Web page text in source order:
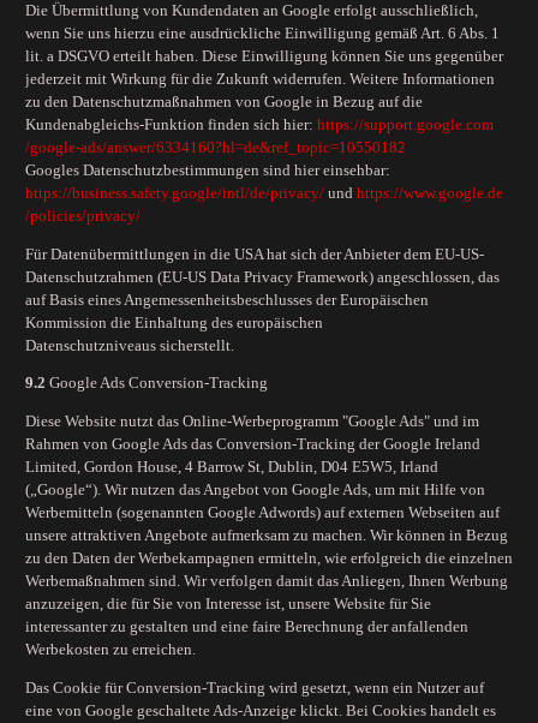
Die Übermittlung von Kundendaten an Google erfolgt ausschließlich,
wenn Sie uns hierzu eine ausdrückliche Einwilligung gemäß Art. 6 Abs. 1
lit. a DSGVO erteilt haben. Diese Einwilligung können Sie uns gegenüber
jederzeit mit Wirkung für die Zukunft widerrufen. Weitere Informationen
zu den Datenschutzmaßnahmen von Google in Bezug auf die
Kundenabgleichs-Funktion finden sich hier: https://support.google.com
/google-ads/answer/6334160?hl=de&ref_topic=10550182
Googles Datenschutzbestimmungen sind hier einsehbar:
https://business.safety.google/intl/de/privacy/ und https://www.google.de
/policies/privacy/
Für Datenübermittlungen in die USA hat sich der Anbieter dem EU-US-
Datenschutzrahmen (EU-US Data Privacy Framework) angeschlossen, das
auf Basis eines Angemessenheitsbeschlusses der Europäischen
Kommission die Einhaltung des europäischen
Datenschutzniveaus sicherstellt.
9.2 Google Ads Conversion-Tracking
Diese Website nutzt das Online-Werbeprogramm "Google Ads" und im
Rahmen von Google Ads das Conversion-Tracking der Google Ireland
Limited, Gordon House, 4 Barrow St, Dublin, D04 E5W5, Irland
(„Google“). Wir nutzen das Angebot von Google Ads, um mit Hilfe von
Werbemitteln (sogenannten Google Adwords) auf externen Webseiten auf
unsere attraktiven Angebote aufmerksam zu machen. Wir können in Bezug
zu den Daten der Werbekampagnen ermitteln, wie erfolgreich die einzelnen
Werbemaßnahmen sind. Wir verfolgen damit das Anliegen, Ihnen Werbung
anzuzeigen, die für Sie von Interesse ist, unsere Website für Sie
interessanter zu gestalten und eine faire Berechnung der anfallenden
Werbekosten zu erreichen.
Das Cookie für Conversion-Tracking wird gesetzt, wenn ein Nutzer auf
eine von Google geschaltete Ads-Anzeige klickt. Bei Cookies handelt es